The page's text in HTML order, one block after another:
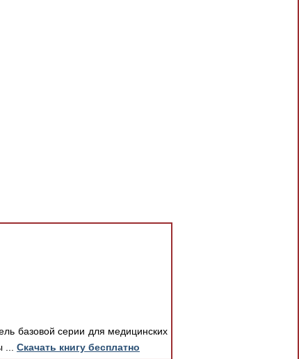
базовой серии для медицинских
... Скачать книгу бесплатно